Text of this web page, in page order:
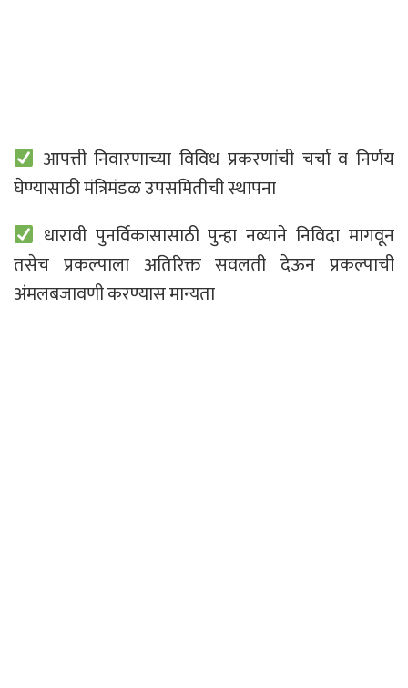
आपत्ती निवारणाच्या विविध प्रकरणांची चर्चा व निर्णय
घेण्यासाठी मंत्रिमंडळ उपसमितीची स्थापना
धारावी पुनर्विकासासाठी पुन्हा नव्याने निविदा मागवून
तसेच प्रकल्पाला अतिरिक्त सवलती देऊन प्रकल्पाची
अंमलबजावणी करण्यास मान्यता